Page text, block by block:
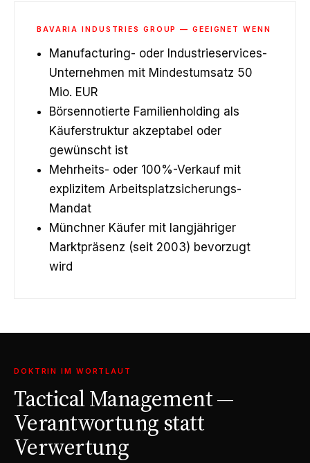
BAVARIA INDUSTRIES GROUP — GEEIGNET WENN
Manufacturing- oder Industrie­services-
Unternehmen mit Mindest­umsatz 50
Mio. EUR
Börsen­notierte Familienholding als
Käufer­struktur akzeptabel oder
gewünscht ist
Mehrheits- oder 100%-Verkauf mit
explizitem Arbeitsplatz­sicherungs-
Mandat
Münchner Käufer mit langjähriger
Marktpräsenz (seit 2003) bevorzugt
wird
DOKTRIN IM WORTLAUT
Tactical Management —
Verantwortung statt
Verwertung